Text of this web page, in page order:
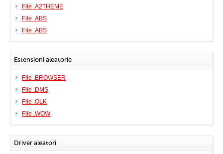
File .A2THEME
File .ABS
File .ABS
Estensioni aleatorie
File .BROWSER
File .DMS
File .OLK
File .WOW
Driver aleatori